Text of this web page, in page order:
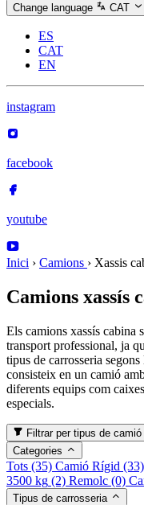
Change language CAT
ES
CAT
EN
instagram
facebook
youtube
Inici › Camions › Xassis
Camions xassís
Els camions xassís cabina
transport professional, ja
tipus de carrosseria
consisteix en un camió
diferents equips com
especials.
Filtrar per tipus de camió
Categories
Tots (35) Camió Rígid (33)
3500 kg (2) Remolc (0)
Tipus de carrosseria